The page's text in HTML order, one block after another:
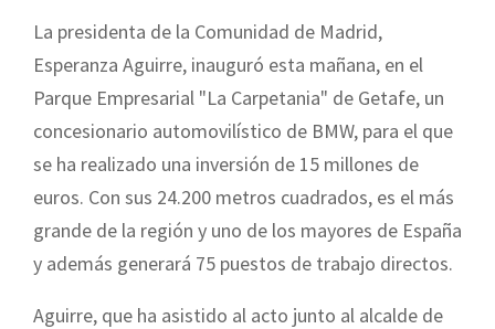
La presidenta de la Comunidad de Madrid,
Esperanza Aguirre, inauguró esta mañana, en el
Parque Empresarial "La Carpetania" de Getafe, un
concesionario automovilístico de BMW, para el que
se ha realizado una inversión de 15 millones de
euros. Con sus 24.200 metros cuadrados, es el más
grande de la región y uno de los mayores de España
y además generará 75 puestos de trabajo directos.
Aguirre, que ha asistido al acto junto al alcalde de